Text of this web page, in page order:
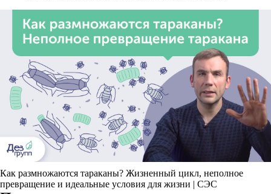
Как размножаются тараканы? Жизненный цикл, неполное
превращение и идеальные условия для жизни | СЭС